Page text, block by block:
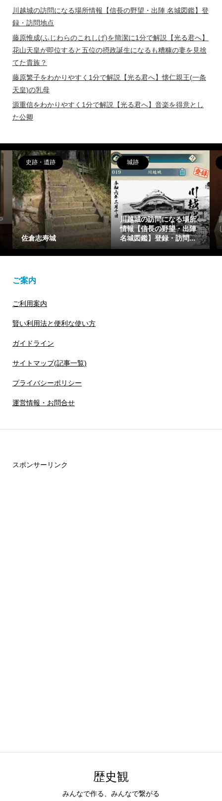
川越城の訪問になる場所情報【信長の野望・出陣 名城図鑑】登
録・訪問地点
藤原惟成(ふじわらのこれしげ)を簡潔に1分で解説【光る君へ】
花山天皇が即位すると五位の摂政誕生になるも糟糠の妻を見捨
てた貴族？
藤原繁子をわかりやすく1分で解説【光る君へ】懐仁親王(一条
天皇)の乳母
源重信をわかりやすく1分で解説【光る君へ】音楽を得意とし
た公卿
史跡・遺跡
佐倉志寿城
城跡
川越城の訪問になる場所
情報【信長の野望・出陣
名城図鑑】登録・訪問...
藤
し
【
ご案内
ご利用案内
賢い利用法と便利な使い方
ガイドライン
サイトマップ(記事一覧)
プライバシーポリシー
運営情報・お問合せ
スポンサーリンク
歴史観
みんなで作る、みんなで繋がる